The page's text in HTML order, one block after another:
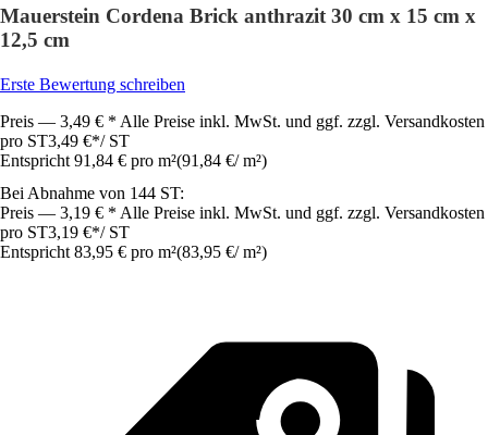
Mauerstein Cordena Brick anthrazit 30 cm x 15 cm x
12,5 cm
Erste Bewertung schreiben
Preis — 3,49 € * Alle Preise inkl. MwSt. und ggf. zzgl. Versandkosten
pro ST3,49 €*/ ST
Entspricht 91,84 € pro m²(91,84 €/ m²)
Bei Abnahme von 144 ST:
Preis — 3,19 € * Alle Preise inkl. MwSt. und ggf. zzgl. Versandkosten
pro ST3,19 €*/ ST
Entspricht 83,95 € pro m²(83,95 €/ m²)